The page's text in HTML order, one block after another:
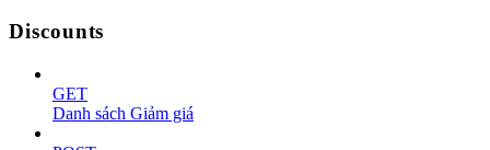
Discounts
GET
Danh sách Giảm giá